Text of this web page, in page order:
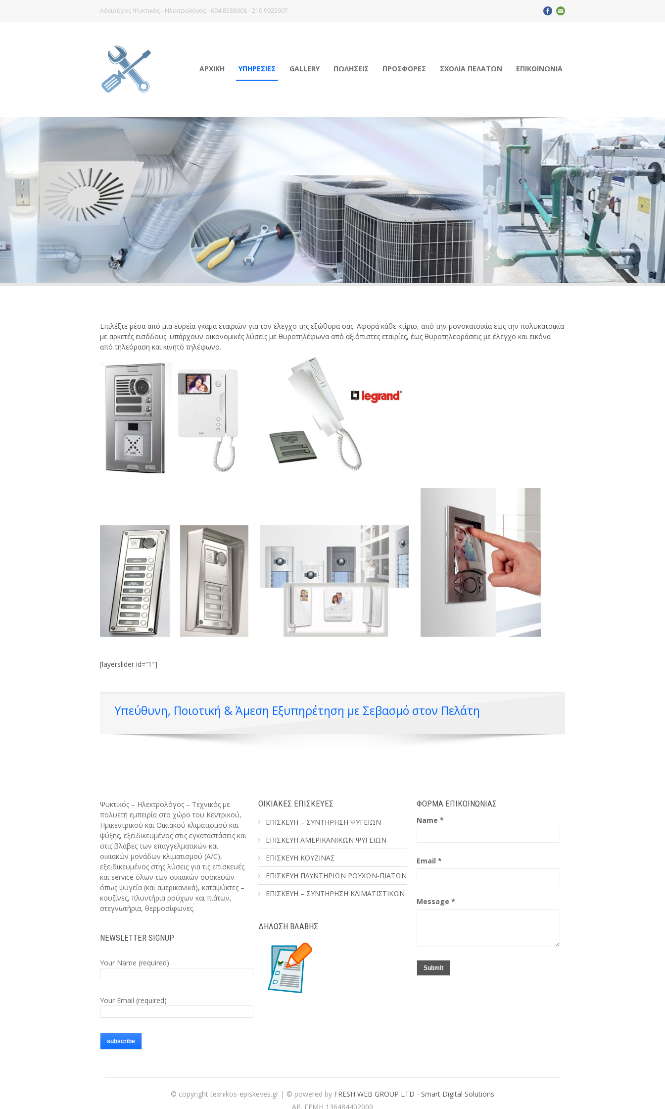
Αδειούχος Ψυκτικός - Ηλεκτρολόγος - 694 8588908 - 210 9925007
ΑΡΧΙΚΗ ΥΠΗΡΕΣΙΕΣ GALLERY ΠΩΛΗΣΕΙΣ ΠΡΟΣΦΟΡΕΣ ΣΧΟΛΙΑ ΠΕΛΑΤΩΝ ΕΠΙΚΟΙΝΩΝΙΑ
Επιλέξτε μέσα από μια ευρεία γκάμα εταιριών για τον έλεγχο της εξώθυρα σας. Αφορά κάθε κτίριο, από την μονοκατοικία έως την πολυκατοικία
με αρκετές εισόδους. υπάρχουν οικονομικές λύσεις με θυροτηλέφωνα από αξιόπιστες εταιρίες, έως θυροτηλεοράσεις με έλεγχο και εικόνα
από τηλεόραση και κινητό τηλέφωνο.
[layerslider id=”1″]
Υπεύθυνη, Ποιοτική & Άμεση Εξυπηρέτηση με Σεβασμό στον Πελάτη
Ψυκτικός – Ηλεκτρολόγος – Τεχνικός με
πολυετή εμπειρία στο χώρο του Κεντρικού,
Ημικεντρικού και Οικιακού κλιματισμού και
ψύξης, εξειδικευμένος στις εγκαταστάσεις και
στις βλάβες των επαγγελματικών και
οικιακών μονάδων κλιματισμού (A/C),
εξειδικευμένος στης λύσεις για τις επισκευές
και service όλων των οικιακών συσκευών
όπως ψυγεία (και αμερικανικά), καταψύκτες –
κουζίνες, πλυντήρια ρούχων και πιάτων,
στεγνωτήρια, θερμοσίφωνες.
NEWSLETTER SIGNUP
Your Name (required)
Your Email (required)
ΟΙΚΙΑΚΕΣ ΕΠΙΣΚΕΥΕΣ
ΕΠΙΣΚΕΥΗ – ΣΥΝΤΗΡΗΣΗ ΨΥΓΕΙΩΝ
ΕΠΙΣΚΕΥΗ ΑΜΕΡΙΚΑΝΙΚΩΝ ΨΥΓΕΙΩΝ
ΕΠΙΣΚΕΥΗ ΚΟΥΖΙΝΑΣ
ΕΠΙΣΚΕΥΗ ΠΛΥΝΤΗΡΙΩΝ ΡΟΥΧΩΝ-ΠΙΑΤΩΝ
ΕΠΙΣΚΕΥΗ – ΣΥΝΤΗΡΗΣΗ ΚΛΙΜΑΤΙΣΤΙΚΩΝ
ΔΗΛΩΣΗ ΒΛΑΒΗΣ
ΦΟΡΜΑ ΕΠΙΚΟΙΝΩΝΙΑΣ
Name *
Email *
Message *
Submit
© copyright texnikos-episkeves.gr | © powered by FRESH WEB GROUP LTD - Smart Digital Solutions
ΑΡ. ΓΕΜΗ 136484402000